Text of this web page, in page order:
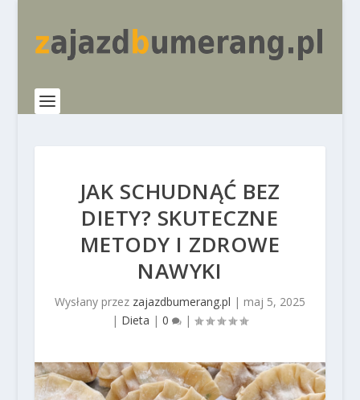
JAK SCHUDNĄĆ BEZ
DIETY? SKUTECZNE
METODY I ZDROWE
NAWYKI
Wysłany przez zajazdbumerang.pl | maj 5, 2025
| Dieta |0 |